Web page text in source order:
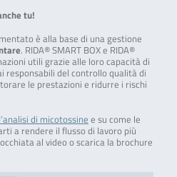
tu!
è alla base di una gestione
. RIDA® SMART BOX e RIDA®
utili grazie alle loro capacità di
responsabili del controllo qualità di
le prestazioni e ridurre i rischi
di micotossine e su come le
a rendere il flusso di lavoro più
al video o scarica la brochure